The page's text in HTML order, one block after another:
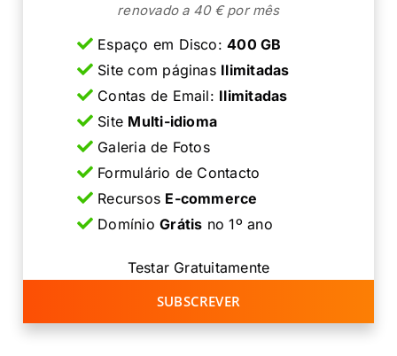
renovado a 40 € por mês
Espaço em Disco:400 GB
Site com páginas Ilimitadas
Contas de Email: Ilimitadas
Site Multi-idioma
Galeria de Fotos
Formulário de Contacto
Recursos E-commerce
DomínioGrátis no 1º ano
Testar Gratuitamente
SUBSCREVER